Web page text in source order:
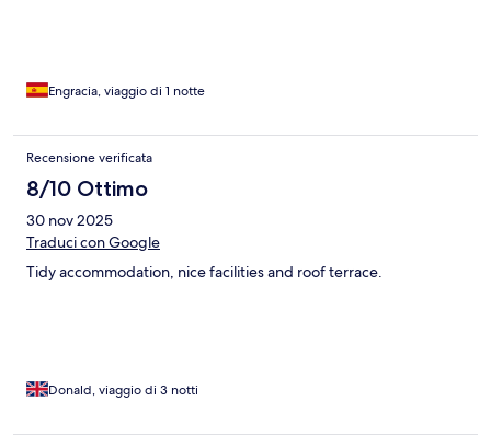
Engracia, viaggio di 1 notte
Recensione verificata
8/10 Ottimo
30 nov 2025
Traduci con Google
Tidy accommodation, nice facilities and roof terrace.
Donald, viaggio di 3 notti